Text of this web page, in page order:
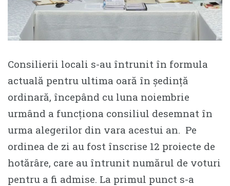
Consilierii locali s-au întrunit în formula
actuală pentru ultima oară în ședință
ordinară, începând cu luna noiembrie
urmând a funcționa consiliul desemnat în
urma alegerilor din vara acestui an. Pe
ordinea de zi au fost înscrise 12 proiecte de
hotărâre, care au întrunit numărul de voturi
pentru a fi admise. La primul punct s-a